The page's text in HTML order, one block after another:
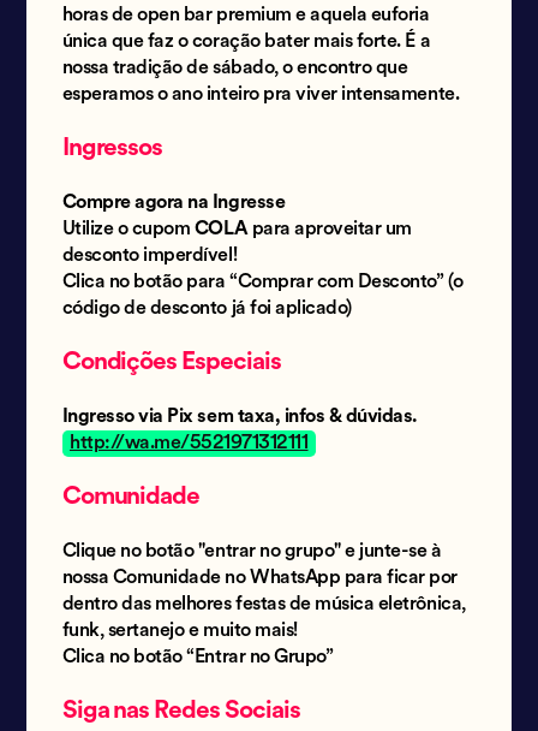
horas de open bar premium e aquela euforia
única que faz o coração bater mais forte. É a
nossa tradição de sábado, o encontro que
esperamos o ano inteiro pra viver intensamente.
Ingressos
Compre agora na Ingresse
Utilize o cupom COLApara aproveitar um
desconto imperdível!
Clica no botão para “Comprar com Desconto” (o
código de desconto já foi aplicado)
Condições Especiais
Ingresso via Pix sem taxa, infos & dúvidas.
http://wa.me/5521971312111
Comunidade
Clique no botão "entrar no grupo" e junte-se à
nossa Comunidade no WhatsApp para ficar por
dentro das melhores festas de música eletrônica,
funk, sertanejo e muito mais!
Clica no botão “Entrar no Grupo”
Siga nas Redes Sociais